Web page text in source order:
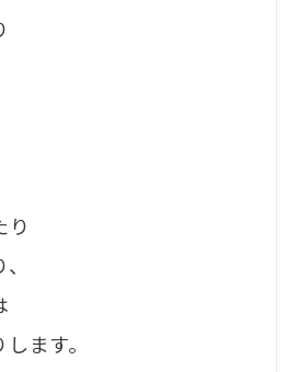
り
ます。